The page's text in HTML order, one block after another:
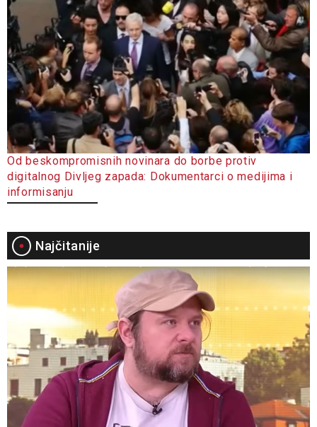
Od beskompromisnih novinara do borbe protiv
digitalnog Divljeg zapada: Dokumentarci o medijima i
informisanju
Najčitanije